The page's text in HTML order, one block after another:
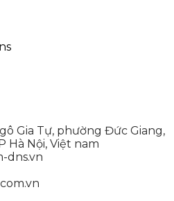
Gia Tự, phường Đức Giang,
Hà Nội, Việt nam
dns.vn